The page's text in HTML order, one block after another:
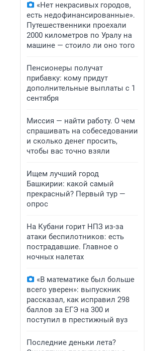
«Нет некрасивых городов,
есть недофинансированные».
Путешественники проехали
2000 километров по Уралу на
машине — стоило ли оно того
Пенсионеры получат
прибавку: кому придут
дополнительные выплаты с 1
сентября
Миссия — найти работу. О чем
спрашивать на собеседовании
и сколько денег просить,
чтобы вас точно взяли
Ищем лучший город
Башкирии: какой самый
прекрасный? Первый тур —
опрос
На Кубани горит НПЗ из-за
атаки беспилотников: есть
пострадавшие. Главное о
ночных налетах
«В математике был больше
всего уверен»: выпускник
рассказал, как исправил 298
баллов за ЕГЭ на 300 и
поступил в престижный вуз
Последние деньки лета?